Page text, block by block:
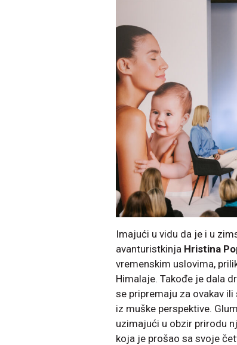
Imajući u vidu da je i u
avanturistkinja Hristina
vremenskim uslovima,
Himalaje. Takođe je dala
se pripremaju za ovakav
iz muške perspektive.
uzimajući u obzir prirodu
koja je prošao sa svoje